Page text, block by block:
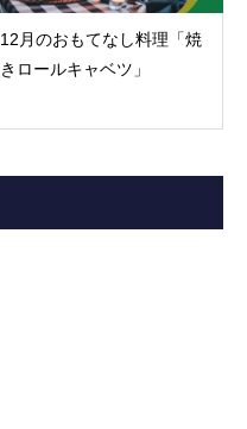
12月のおもてなし料理「焼
きロールキャベツ」